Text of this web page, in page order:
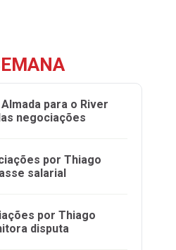
para o River
negociações
por Thiago
salarial
por Thiago
disputa